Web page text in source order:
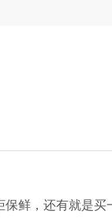
鲜，还有就是买